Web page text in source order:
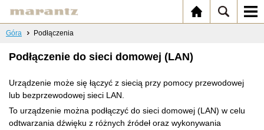
Góra Podłączenia
Podłączenie do sieci domowej (LAN)
Urządzenie może się łączyć z siecią przy pomocy przewodowej
lub bezprzewodowej sieci LAN.
To urządzenie można podłączyć do sieci domowej (LAN) w celu
odtwarzania dźwięku z różnych źródeł oraz wykonywania